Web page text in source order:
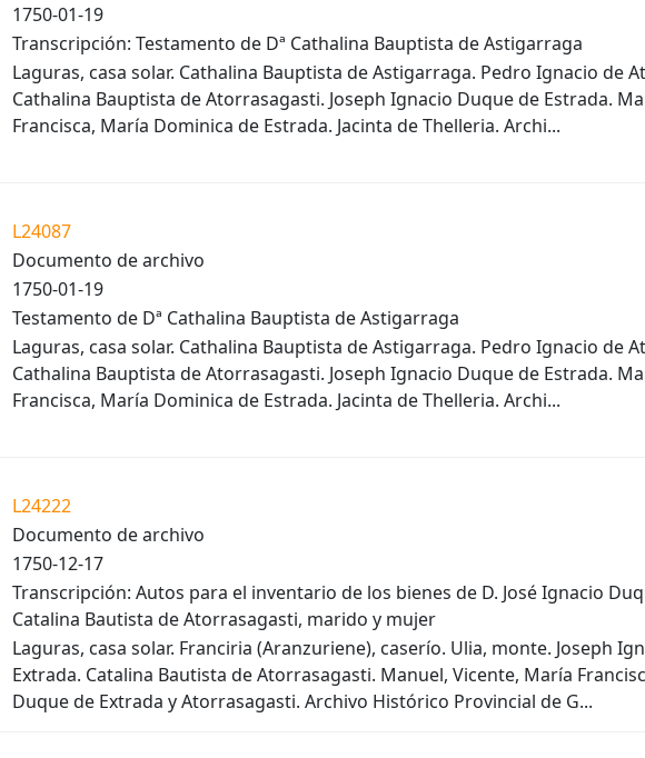
1750-01-19
Transcripción: Testamento de Dª Cathalina Bauptista de Astigarraga
Laguras, casa solar. Cathalina Bauptista de Astigarraga. Pedro Ignacio de
Cathalina Bauptista de Atorrasagasti. Joseph Ignacio Duque de Estrada.
Francisca, María Dominica de Estrada. Jacinta de Thelleria. Archi...
L24087
Documento de archivo
1750-01-19
Testamento de Dª Cathalina Bauptista de Astigarraga
Laguras, casa solar. Cathalina Bauptista de Astigarraga. Pedro Ignacio de
Cathalina Bauptista de Atorrasagasti. Joseph Ignacio Duque de Estrada.
Francisca, María Dominica de Estrada. Jacinta de Thelleria. Archi...
L24222
Documento de archivo
1750-12-17
Transcripción: Autos para el inventario de los bienes de D. José Ignacio
Catalina Bautista de Atorrasagasti, marido y mujer
Laguras, casa solar. Franciria (Aranzuriene), caserío. Ulia, monte. Joseph
Extrada. Catalina Bautista de Atorrasagasti. Manuel, Vicente, María
Duque de Extrada y Atorrasagasti. Archivo Histórico Provincial de G...